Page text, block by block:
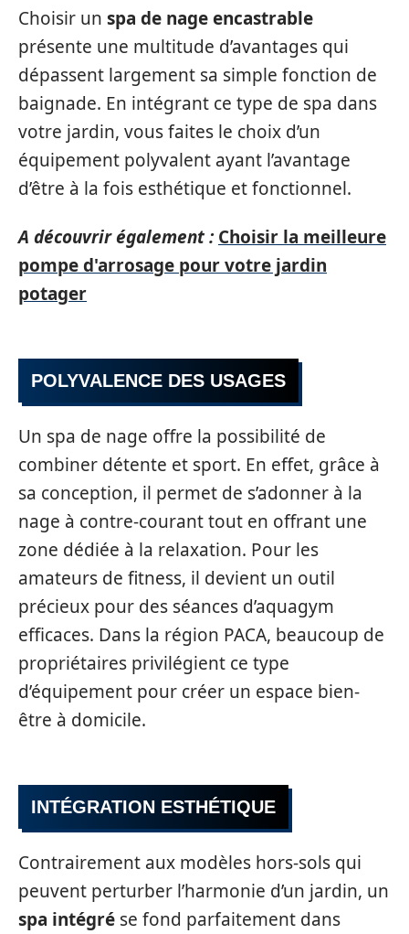
Choisir un spa de nage encastrable
présente une multitude d’avantages qui
dépassent largement sa simple fonction de
baignade. En intégrant ce type de spa dans
votre jardin, vous faites le choix d’un
équipement polyvalent ayant l’avantage
d’être à la fois esthétique et fonctionnel.
A découvrir également : Choisir la meilleure
pompe d'arrosage pour votre jardin
potager
POLYVALENCE DES USAGES
Un spa de nage offre la possibilité de
combiner détente et sport. En effet, grâce à
sa conception, il permet de s’adonner à la
nage à contre-courant tout en offrant une
zone dédiée à la relaxation. Pour les
amateurs de fitness, il devient un outil
précieux pour des séances d’aquagym
efficaces. Dans la région PACA, beaucoup de
propriétaires privilégient ce type
d’équipement pour créer un espace bien-
être à domicile.
INTÉGRATION ESTHÉTIQUE
Contrairement aux modèles hors-sols qui
peuvent perturber l’harmonie d’un jardin, un
spa intégré se fond parfaitement dans